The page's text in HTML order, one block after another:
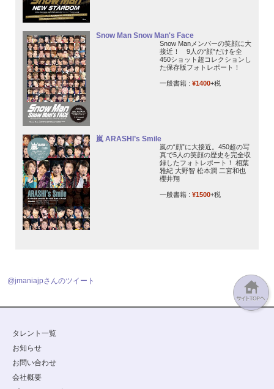
Snow Man Snow Man's Face
Snow Manメンバーの笑顔に大
接近！ 9人の“顔”だけを全
450ショット超コレクションし
た保存版フォトレポート！
一般書籍 : ¥1400+税
嵐 ARASHI’s Smile
嵐の“顔”に大接近。450超の写
真で5人の笑顔の歴史を完全収
録したフォトレポート！ 相葉
雅紀 大野智 松本潤 二宮和也
櫻井翔
一般書籍 : ¥1500+税
@jmaniajpさんのツイート
タレント一覧
お知らせ
お問い合わせ
会社概要